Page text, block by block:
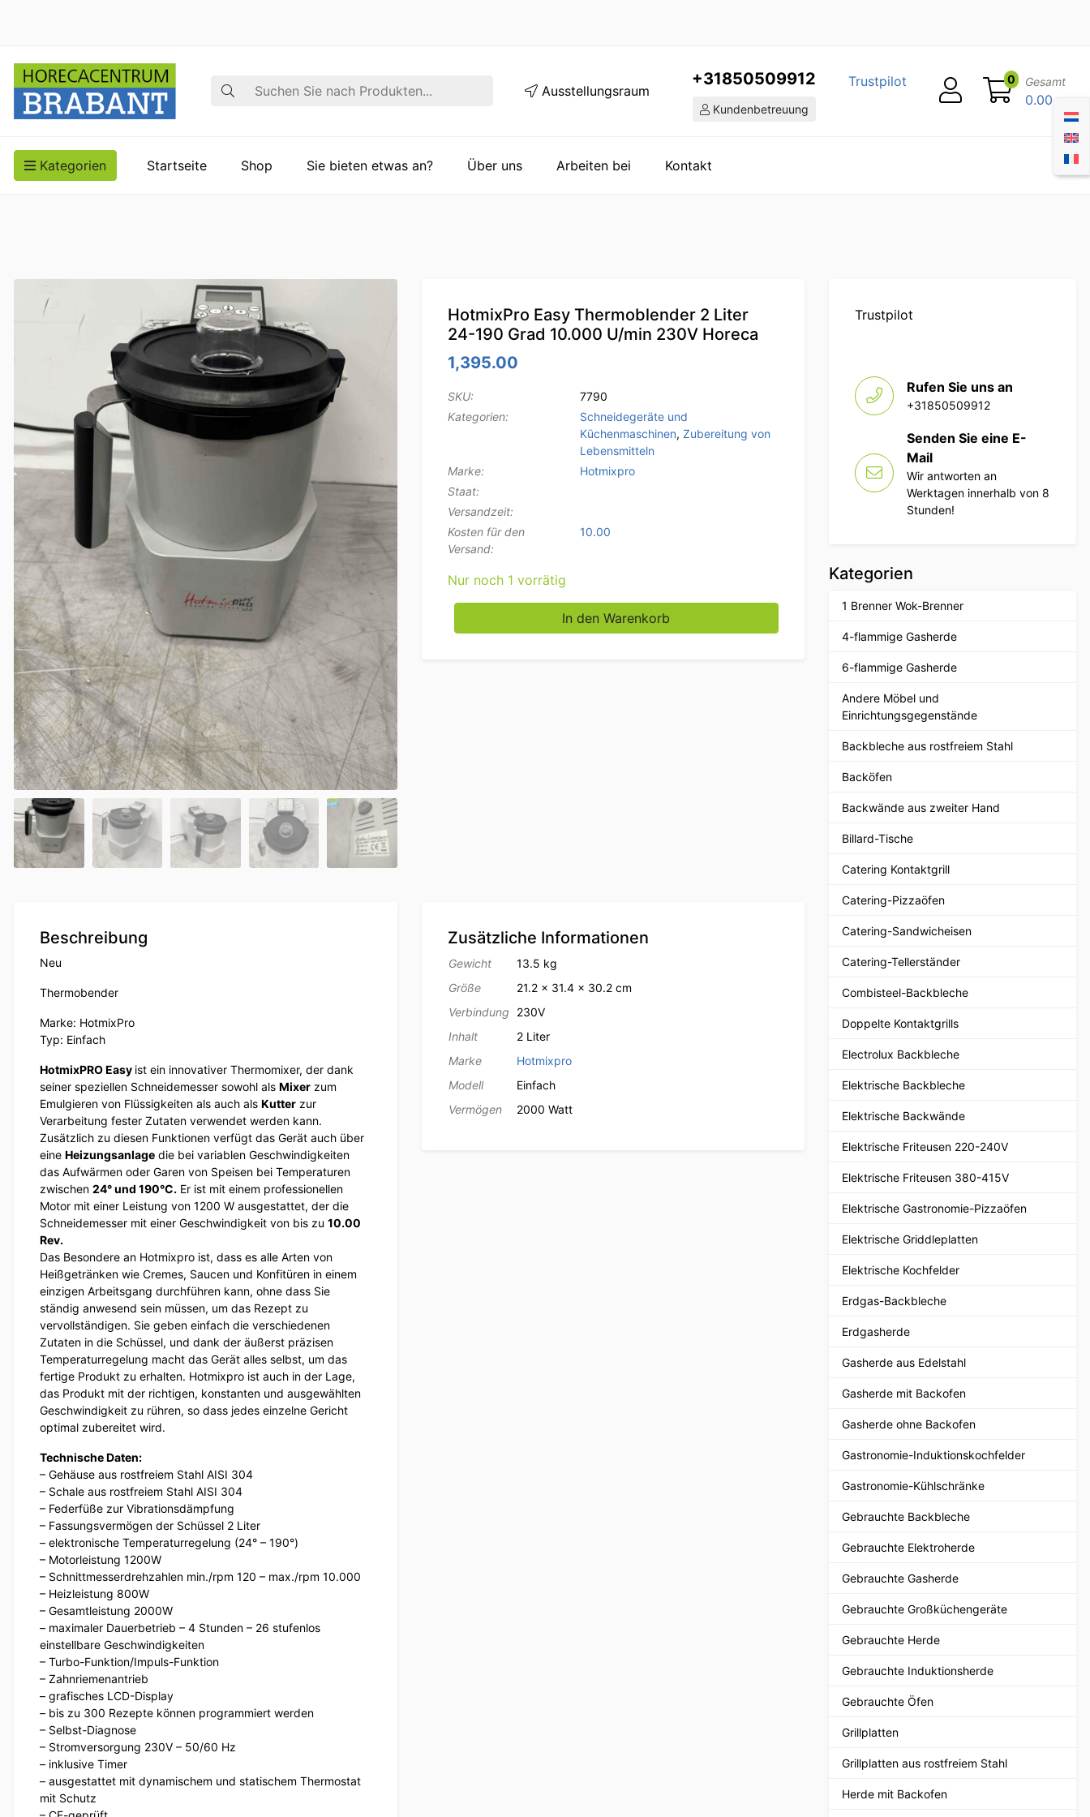
Suche Ausstellungsraum
+31850509912
Kundenbetreuung
Trustpilot 0 Gesamt
0.00
Kategorien Startseite Shop Sie bieten etwas an? Über uns Arbeiten bei Kontakt
HotmixPro Easy Thermoblender 2 Liter
24-190 Grad 10.000 U/min 230V Horeca
1,395.00
SKU:
7790
Kategorien:
Schneidegeräte und
Küchenmaschinen, Zubereitung von
Lebensmitteln
Marke:
Hotmixpro
Staat:
Versandzeit:
Kosten für den
Versand:
10.00
Nur noch 1 vorrätig
HotmixPro Easy Thermoblender 2 Liter 24-190 Grad 10.000 U/min 230V Horeca Menge
In den Warenkorb
Beschreibung
Neu
Thermobender
Marke: HotmixPro
Typ: Einfach
HotmixPRO Easy ist ein innovativer Thermomixer, der dank
seiner speziellen Schneidemesser sowohl als Mixer zum
Emulgieren von Flüssigkeiten als auch als Kutter zur
Verarbeitung fester Zutaten verwendet werden kann.
Zusätzlich zu diesen Funktionen verfügt das Gerät auch über
eine Heizungsanlage die bei variablen Geschwindigkeiten
das Aufwärmen oder Garen von Speisen bei Temperaturen
zwischen 24° und 190°C. Er ist mit einem professionellen
Motor mit einer Leistung von 1200 W ausgestattet, der die
Schneidemesser mit einer Geschwindigkeit von bis zu 10.00
Rev.
Das Besondere an Hotmixpro ist, dass es alle Arten von
Heißgetränken wie Cremes, Saucen und Konfitüren in einem
einzigen Arbeitsgang durchführen kann, ohne dass Sie
ständig anwesend sein müssen, um das Rezept zu
vervollständigen. Sie geben einfach die verschiedenen
Zutaten in die Schüssel, und dank der äußerst präzisen
Temperaturregelung macht das Gerät alles selbst, um das
fertige Produkt zu erhalten. Hotmixpro ist auch in der Lage,
das Produkt mit der richtigen, konstanten und ausgewählten
Geschwindigkeit zu rühren, so dass jedes einzelne Gericht
optimal zubereitet wird.
Technische Daten:
– Gehäuse aus rostfreiem Stahl AISI 304
– Schale aus rostfreiem Stahl AISI 304
– Federfüße zur Vibrationsdämpfung
– Fassungsvermögen der Schüssel 2 Liter
– elektronische Temperaturregelung (24° – 190°)
– Motorleistung 1200W
– Schnittmesserdrehzahlen min./rpm 120 – max./rpm 10.000
– Heizleistung 800W
– Gesamtleistung 2000W
– maximaler Dauerbetrieb – 4 Stunden – 26 stufenlos
einstellbare Geschwindigkeiten
– Turbo-Funktion/Impuls-Funktion
– Zahnriemenantrieb
– grafisches LCD-Display
– bis zu 300 Rezepte können programmiert werden
– Selbst-Diagnose
– Stromversorgung 230V – 50/60 Hz
– inklusive Timer
– ausgestattet mit dynamischem und statischem Thermostat
mit Schutz
Zusätzliche Informationen
Gewicht
13.5 kg
Größe
21.2 × 31.4 × 30.2 cm
Verbindung
230V
Inhalt
2 Liter
Marke
Hotmixpro
Modell
Einfach
Vermögen
2000 Watt
Trustpilot
Rufen Sie uns an
+31850509912
Senden Sie eine E-
Mail
Wir antworten an
Werktagen innerhalb von 8
Stunden!
Kategorien
1 Brenner Wok-Brenner
4-flammige Gasherde
6-flammige Gasherde
Andere Möbel und
Einrichtungsgegenstände
Backbleche aus rostfreiem Stahl
Backöfen
Backwände aus zweiter Hand
Billard-Tische
Catering Kontaktgrill
Catering-Pizzaöfen
Catering-Sandwicheisen
Catering-Tellerständer
Combisteel-Backbleche
Doppelte Kontaktgrills
Electrolux Backbleche
Elektrische Backbleche
Elektrische Backwände
Elektrische Friteusen 220-240V
Elektrische Friteusen 380-415V
Elektrische Gastronomie-Pizzaöfen
Elektrische Griddleplatten
Elektrische Kochfelder
Erdgas-Backbleche
Erdgasherde
Gasherde aus Edelstahl
Gasherde mit Backofen
Gasherde ohne Backofen
Gastronomie-Induktionskochfelder
Gastronomie-Kühlschränke
Gebrauchte Backbleche
Gebrauchte Elektroherde
Gebrauchte Gasherde
Gebrauchte Großküchengeräte
Gebrauchte Herde
Gebrauchte Induktionsherde
Gebrauchte Öfen
Grillplatten
Grillplatten aus rostfreiem Stahl
Herde mit Backofen